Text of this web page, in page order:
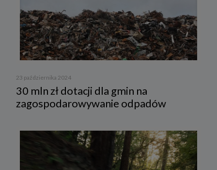
23 października 2024
30 mln zł dotacji dla gmin na
zagospodarowywanie odpadów